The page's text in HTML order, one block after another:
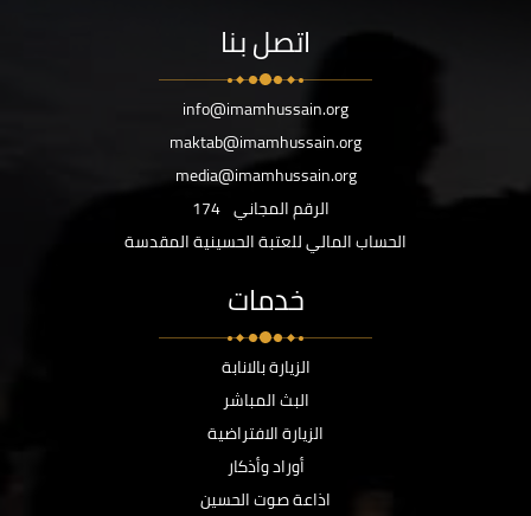
اتصل بنا
info@imamhussain.org
maktab@imamhussain.org
media@imamhussain.org
الرقم المجاني 174
الحساب المالي للعتبة الحسينية المقدسة
خدمات
الزيارة بالانابة
البث المباشر
الزيارة الافتراضية
أوراد وأذكار
اذاعة صوت الحسين